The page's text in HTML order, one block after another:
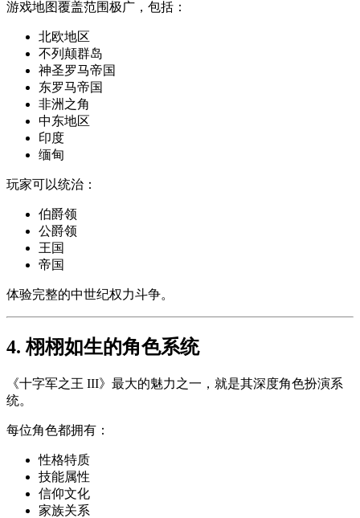
游戏地图覆盖范围极广，包括：
北欧地区
不列颠群岛
神圣罗马帝国
东罗马帝国
非洲之角
中东地区
印度
缅甸
玩家可以统治：
伯爵领
公爵领
王国
帝国
体验完整的中世纪权力斗争。
4. 栩栩如生的角色系统
《十字军之王 III》最大的魅力之一，就是其深度角色扮演系
统。
每位角色都拥有：
性格特质
技能属性
信仰文化
家族关系